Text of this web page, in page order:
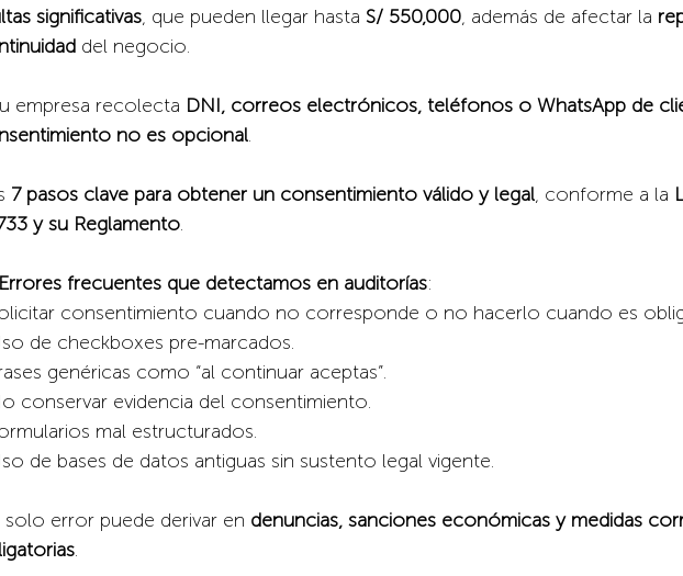
significativas, que pueden llegar hasta S/ 550,000, además de afectar la
del negocio.
empresa recolecta DNI, correos electrónicos, teléfonos o WhatsApp de
no es opcional.
7 pasos clave para obtener un consentimiento válido y legal, conforme a la
y su Reglamento.
Errores frecuentes que detectamos en auditorías:
consentimiento cuando no corresponde o no hacerlo cuando es
de checkboxes pre-marcados.
genéricas como “al continuar aceptas”.
conservar evidencia del consentimiento.
mal estructurados.
de bases de datos antiguas sin sustento legal vigente.
solo error puede derivar en denuncias, sanciones económicas y medidas
.